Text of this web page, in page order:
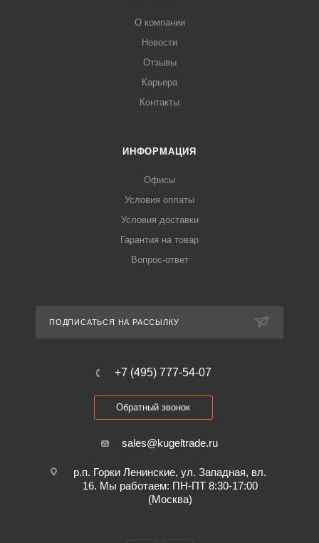
О компании
Новости
Отзывы
Карьера
Контакты
ИНФОРМАЦИЯ
Офисы
Условия оплаты
Условия доставки
Гарантия на товар
Вопрос-ответ
ПОДПИСАТЬСЯ НА РАССЫЛКУ
+7 (495) 777-54-07
Обратный звонок
sales@kugeltrade.ru
р.п. Горки Ленинские, ул. Западная, вл.
16. Мы работаем: ПН-ПТ 8:30-17:00
(Москва)